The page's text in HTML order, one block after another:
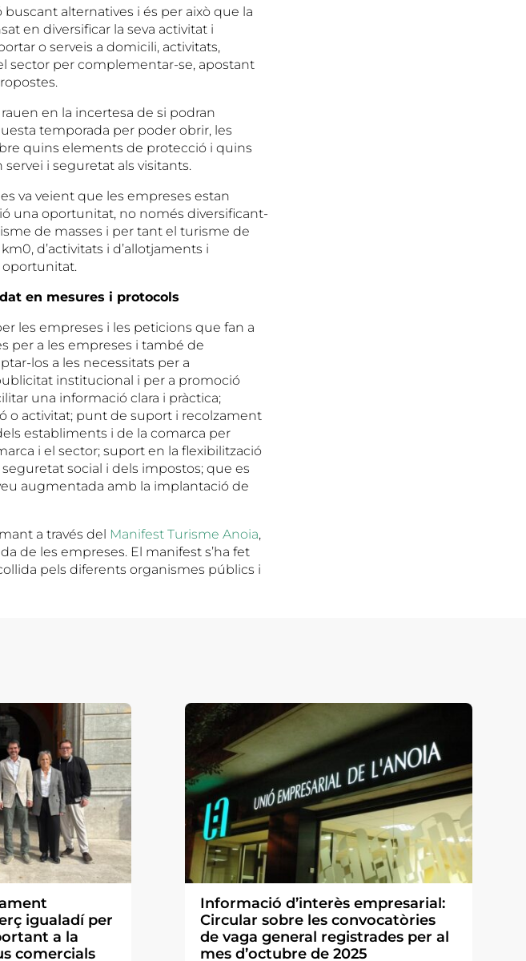
alternatives i és per això que la
en diversificar la seva activitat i
o serveis a domicili, activitats,
sector per complementar-se, apostant
en la incertesa de si podran
temporada per poder obrir, les
quins elements de protecció i quins
i seguretat als visitants.
va veient que les empreses estan
una oportunitat, no només diversificant-
de masses i per tant el turisme de
d’activitats i d’allotjaments i
oportunitat.
en mesures i protocols
les empreses i les peticions que fan a
per a les empreses i també de
los a les necessitats per a
institucional i per a promoció
una informació clara i pràctica;
o activitat; punt de suport i recolzament
establiments i de la comarca per
i el sector; suport en la flexibilització
social i dels impostos; que es
augmentada amb la implantació de
a través del Manifest Turisme Anoia,
de les empreses. El manifest s’ha fet
pels diferents organismes públics i
igualadí per
a la
comercials
Informació d’interès empresarial:
Circular sobre les convocatòries
de vaga general registrades per al
mes d’octubre de 2025